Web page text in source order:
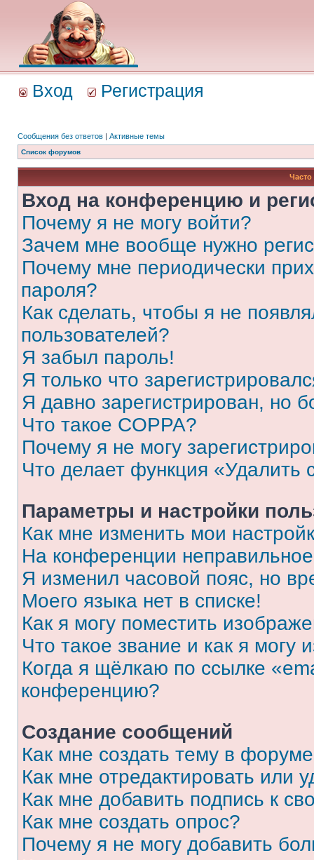
Вход Регистрация
Сообщения без ответов | Активные темы
Список форумов
Вход на конференцию и
Почему я не могу войти?
Зачем мне вообще нужно
Почему мне периодически
пароля?
Как сделать, чтобы я не
пользователей?
Я забыл пароль!
Я только что
Я давно зарегистрирован, но
Что такое COPPA?
Почему я не могу
Что делает функция «Удалить
Параметры и настройки
Как мне изменить мои
На конференции
Я изменил часовой пояс, но
Моего языка нет в списке!
Как я могу поместить
Что такое звание и как я могу
Когда я щёлкаю по ссылке
конференцию?
Создание сообщений
Как мне создать тему в
Как мне отредактировать или
Как мне добавить подпись к
Как мне создать опрос?
Почему я не могу добавить